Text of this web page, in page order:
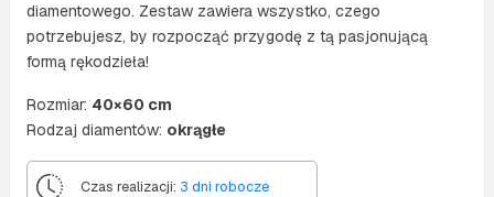
diamentowego. Zestaw zawiera wszystko, czego
potrzebujesz, by rozpocząć przygodę z tą pasjonującą
formą rękodzieła!
Rozmiar: 40×60 cm
Rodzaj diamentów: okrągłe
Czas realizacji: 3 dni robocze